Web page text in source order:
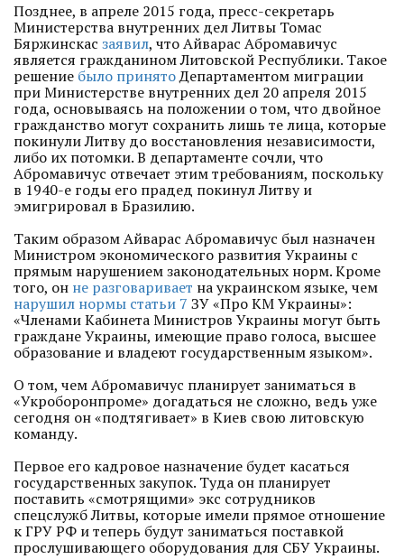
Позднее, в апреле 2015 года, пресс-секретарь
Министерства внутренних дел Литвы Томас
Бяржинскас заявил, что Айварас Абромавичус
является гражданином Литовской Республики. Такое
решение было принятоДепартаментом миграции
при Министерстве внутренних дел 20 апреля 2015
года, основываясь на положении о том, что двойное
гражданство могут сохранить лишь те лица, которые
покинули Литву до восстановления независимости,
либо их потомки. В департаменте сочли, что
Абромавичус отвечает этим требованиям, поскольку
в 1940-е годы его прадед покинул Литву и
эмигрировал в Бразилию.
Таким образом Айварас Абромавичус был назначен
Министром экономического развития Украины с
прямым нарушением законодательных норм. Кроме
того, он не разговаривает на украинском языке, чем
нарушил нормы статьи 7 ЗУ «Про КМ Украины»:
«Членами Кабинета Министров Украины могут быть
граждане Украины, имеющие право голоса, высшее
образование и владеют государственным языком».
О том, чем Абромавичус планирует заниматься в
«Укроборонпроме» догадаться не сложно, ведь уже
сегодня он «подтягивает» в Киев свою литовскую
команду.
Первое его кадровое назначение будет касаться
государственных закупок. Туда он планирует
поставить «смотрящими» экс сотрудников
спецслужб Литвы, которые имели прямое отношение
к ГРУ РФ и теперь будут заниматься поставкой
прослушивающего оборудования для СБУ Украины.